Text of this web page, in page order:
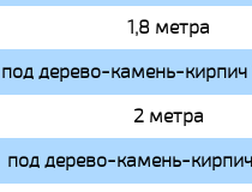
1,8 метра
под дерево-камень-кирпич
2 метра
под дерево-камень-